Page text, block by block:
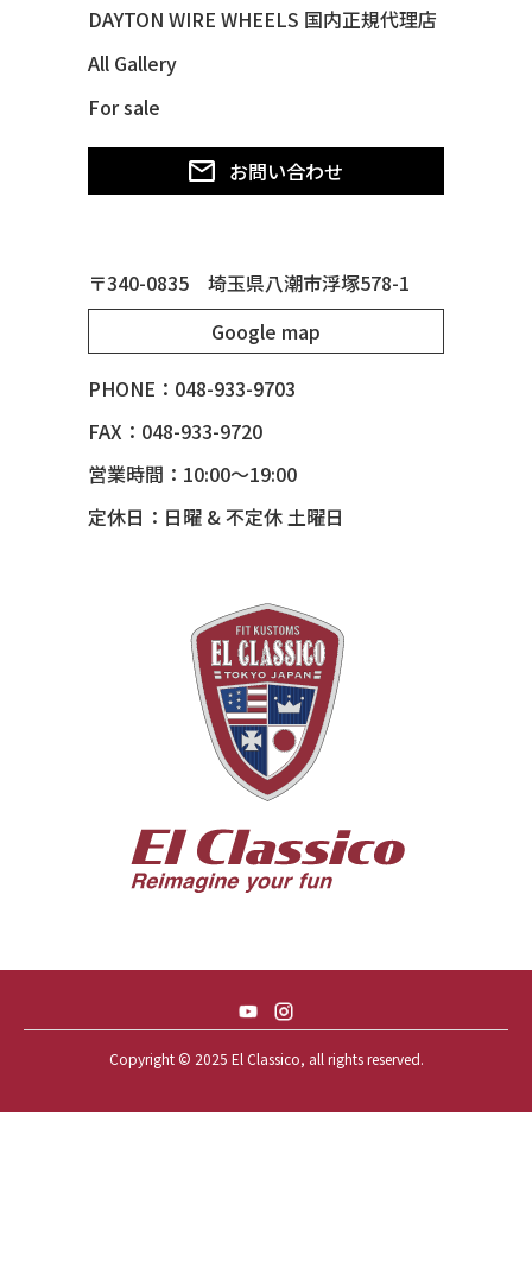
49 MERCURY *MERC9*
50 CHEVY STYLE-LINE*BUBBLES
50 CHEVY SUBURBAN
51 MERCURY *ART MORRISON
53 CHEVY BEL-AIR
55 BUICK ROADMASTER
55 CHEVY HANDYMAN WAGON
56 BUICK SPECIAL * 565 *
56 CHEVY BEL-AIR * KOMO *
56 CHEVY BEL-AIR *SPARKLE 56
57 CHEVY BEL-AIR CONVERTIBLE
57 CHEVY NOMAD *ACID 57*
59 CADILLAC COUPE DEVILLE
59 CHEVY APACHE *アパ太郎
DAYTON WIRE WHEELS 国内正規代理店
All Gallery
For sale
お問い合わせ
〒340-0835 埼玉県八潮市浮塚578-1
Google map
PHONE：048-933-9703
FAX：048-933-9720
営業時間：10:00～19:00
定休日：日曜 & 不定休 土曜日
Copyright © 2025 El Classico, all rights reserved.️